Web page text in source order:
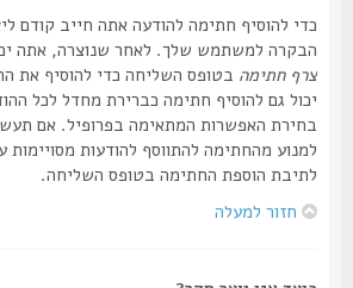
כדי להוסיף חתימה להודעה אתה חייב קודם ליצור
הבקרה למשתמש שלך. לאחר שנוצרה, אתה יכול
צרף חתימהבטופס השליחה כדי להוסיף את
יכול גם להוסיף חתימה כברירת מחדל לכל
בחירת האפשרות המתאימה בפרופיל. אם תעשה כך,
למנוע מהחתימה להתווסף להודעות מסויימות על-
לתיבת הוספת החתימה בטופס השליחה.
חזור למעלה